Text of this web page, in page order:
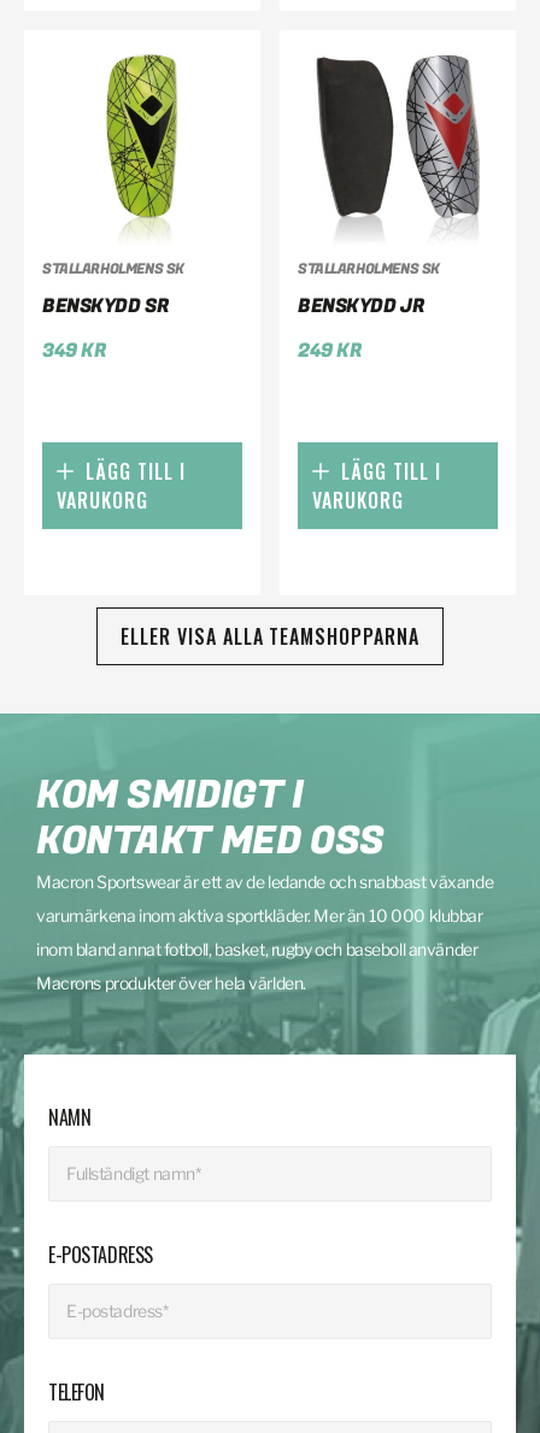
STALLARHOLMENS SK
BENSKYDD SR
349KR
LÄGG TILL I
VARUKORG
STALLARHOLMENS SK
BENSKYDD JR
249KR
LÄGG TILL I
VARUKORG
ELLER VISA ALLA TEAMSHOPPARNA
KOM SMIDIGT I
KONTAKT MED OSS
Macron Sportswear är ett av de ledande och snabbast växande
varumärkena inom aktiva sportkläder. Mer än 10 000 klubbar
inom bland annat fotboll, basket, rugby och baseboll använder
Macrons produkter över hela världen.
NAMN
E-POSTADRESS
TELEFON